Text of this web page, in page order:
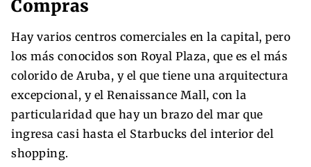
Compras
Hay varios centros comerciales en la capital, pero
los más conocidos son Royal Plaza, que es el más
colorido de Aruba, y el que tiene una arquitectura
excepcional, y el Renaissance Mall, con la
particularidad que hay un brazo del mar que
ingresa casi hasta el Starbucks del interior del
shopping.